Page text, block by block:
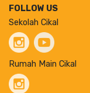
FOLLOW US
Sekolah Cikal
Rumah Main Cikal